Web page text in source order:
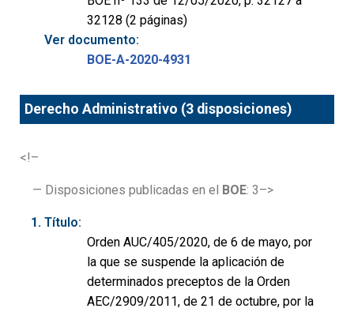
32128 (2 páginas)
Ver documento:
BOE-A-2020-4931
Derecho Administrativo (3 disposiciones)
<!–
— Disposiciones publicadas en el BOE: 3–>
Título:
Orden AUC/405/2020, de 6 de mayo, por
la que se suspende la aplicación de
determinados preceptos de la Orden
AEC/2909/2011, de 21 de octubre, por la